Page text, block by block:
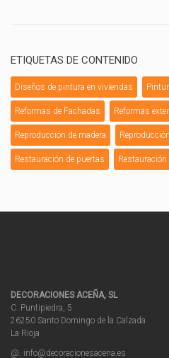
ETIQUETAS DE CONTENIDO
Diseños de pintura en viviendas
Reformas de Fachadas Reformas
Reproducción de madera
Restauración de puertas
DECORACIONES ACEÑA, SL
C. Puntipiedra, 5
26250 Santo Domingo de la Calzada
La Rioja
@. info@decoracionesacena.es